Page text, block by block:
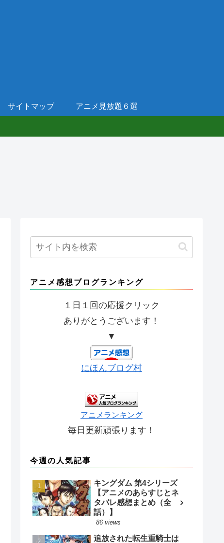
サイトマップ アニメ見放題６選
アニメ感想ブログランキング
１日１回の応援クリック
ありがとうございます！
▼
にほんブログ村
アニメランキング
毎日更新頑張ります！
今週の人気記事
キングダム 第4シリーズ
【アニメのあらすじとネ
タバレ感想まとめ（全
話）】
86 views
追放された転生重騎士は